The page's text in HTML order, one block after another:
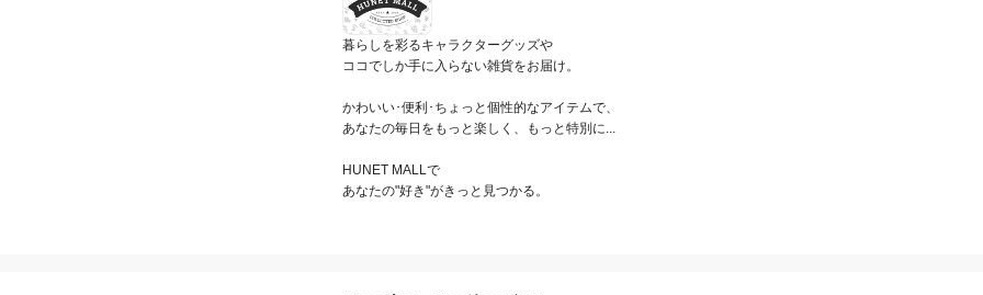
暮らしを彩るキャラクターグッズや
ココでしか手に入らない雑貨をお届け。
かわいい･便利･ちょっと個性的なアイテムで、
あなたの毎日をもっと楽しく、もっと特別に...
HUNET MALLで
あなたの"好き"がきっと見つかる。